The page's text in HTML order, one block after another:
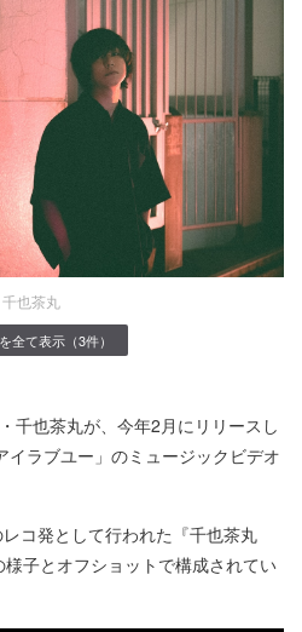
千也茶丸
全て表示（3件）
千也茶丸が、今年2月にリリースし
イラブユー」のミュージックビデオ
コ発として行われた『千也茶丸
子とオフショットで構成されてい